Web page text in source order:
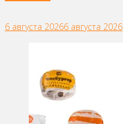
6 августа 20266 августа 2026